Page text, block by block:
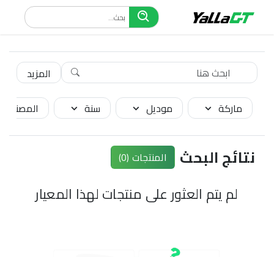
المزيد
ماركة
موديل سنة المصنع
نتائج البحث المنتجات (0)
لم يتم العثور على منتجات لهذا المعيار